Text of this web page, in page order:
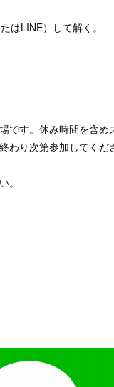
はLINE）して解く。
す。休み時間を含め
わり次第参加してくだ
。